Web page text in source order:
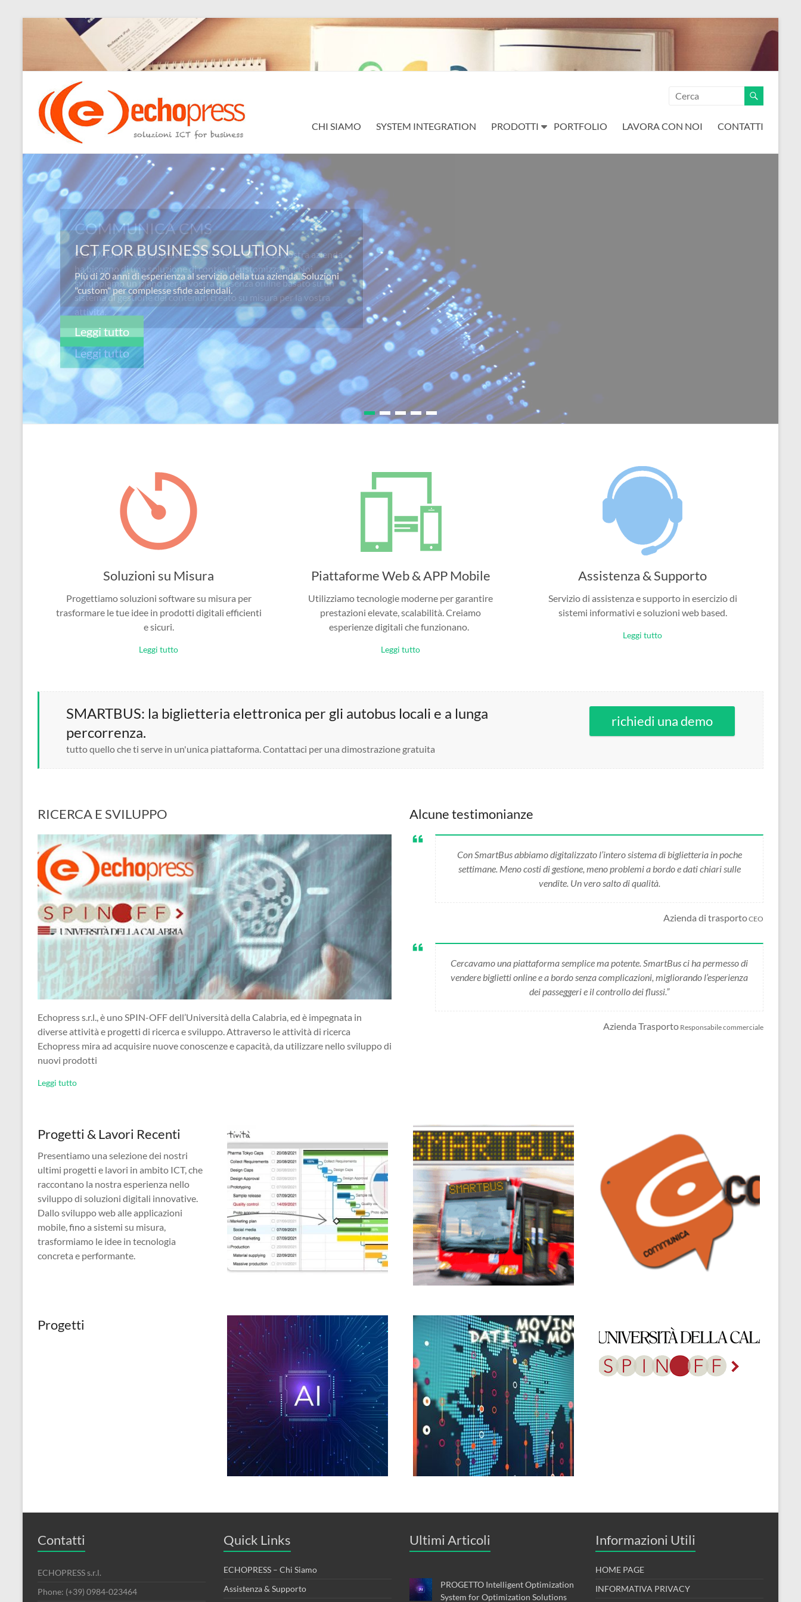
Echopress
s.r.l.
soluzioni
ICT
for
business
Ingegneri
per
passione
CHI SIAMO SYSTEM INTEGRATION PRODOTTI PORTFOLIO LAVORA CON NOI CONTATTI
COMMUNICA CMS
COMMUNICA la piattaforma “CUSTOM” CMS: La vostra azienda
ha bisogno di una soluzione di content “customizzata”? Noi
sviluppiamo un piano per la vostra presenza online basato su un
sistema di gestione dei contenuti creato su misura per la vostra
attivitá.
Leggi tutto
Soluzioni su Misura
Progettiamo soluzioni software su misura per
trasformare le tue idee in prodotti digitali efficienti
e sicuri.
Leggi tutto
Piattaforme Web & APP Mobile
Utilizziamo tecnologie moderne per garantire
prestazioni elevate, scalabilità. Creiamo
esperienze digitali che funzionano.
Leggi tutto
Assistenza & Supporto
Servizio di assistenza e supporto in esercizio di
sistemi informativi e soluzioni web based.
Leggi tutto
SMARTBUS: la biglietteria elettronica per gli autobus locali e a lunga
percorrenza.
tutto quello che ti serve in un'unica piattaforma. Contattaci per una dimostrazione gratuita
richiedi una demo
RICERCA E SVILUPPO
Echopress s.r.l., è uno SPIN-OFF dell’Università della Calabria, ed è impegnata in
diverse attività e progetti di ricerca e sviluppo. Attraverso le attività di ricerca
Echopress mira ad acquisire nuove conoscenze e capacità, da utilizzare nello sviluppo di
nuovi prodotti
Leggi tutto
Alcune testimonianze
Con SmartBus abbiamo digitalizzato l’intero sistema di biglietteria in poche
settimane. Meno costi di gestione, meno problemi a bordo e dati chiari sulle
vendite. Un vero salto di qualità.
Azienda di trasportoCEO
Cercavamo una piattaforma semplice ma potente. SmartBus ci ha permesso di
vendere biglietti online e a bordo senza complicazioni, migliorando l’esperienza
dei passeggeri e il controllo dei flussi.”
Azienda Trasporto Responsabile commerciale
Progetti & Lavori Recenti
Presentiamo una selezione dei nostri
ultimi progetti e lavori in ambito ICT, che
raccontano la nostra esperienza nello
sviluppo di soluzioni digitali innovative.
Dallo sviluppo web alle applicazioni
mobile, fino a sistemi su misura,
trasformiamo le idee in tecnologia
concreta e performante.
Progetti
Contatti
ECHOPRESS s.r.l.
Phone: (+39) 0984-023464
Quick Links
ECHOPRESS – Chi Siamo
Assistenza & Supporto
Ultimi Articoli
PROGETTO Intelligent Optimization
System for Optimization Solutions
Informazioni Utili
HOME PAGE
INFORMATIVA PRIVACY